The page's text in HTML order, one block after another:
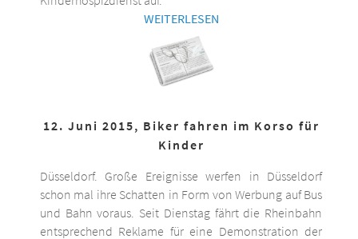
WEITERLESEN
12. Juni 2015, Biker fahren im Korso für
Kinder
Düsseldorf. Große Ereignisse werfen in Düsseldorf
schon mal ihre Schatten in Form von Werbung auf Bus
und Bahn voraus. Seit Dienstag fährt die Rheinbahn
entsprechend Reklame für eine Demonstration der